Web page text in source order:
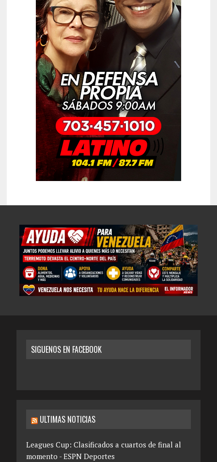
SIGUENOS EN FACEBOOK
ULTIMAS NOTICIAS
Leagues Cup: Clasificados a cuartos de final al
momento - ESPN Deportes